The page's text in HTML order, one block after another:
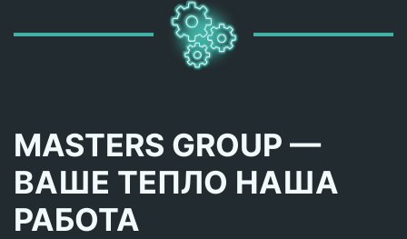
MASTERS GROUP —
ВАШЕ ТЕПЛО НАША
РАБОТА